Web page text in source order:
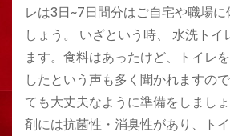
レは3日~7日間分はご自宅や職場
しょう。 いざという時、 水洗トイ
ます。食料はあったけど、トイレ
したという声も多く聞かれますの
ても大丈夫なように準備をしまし
剤には抗菌性・消臭性があり、ト